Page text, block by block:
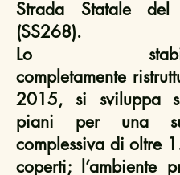
Strada Statale del
(SS268).
Lo
completamente
2015, si sviluppa
piani per una
complessiva di oltre
coperti; l’ambiente